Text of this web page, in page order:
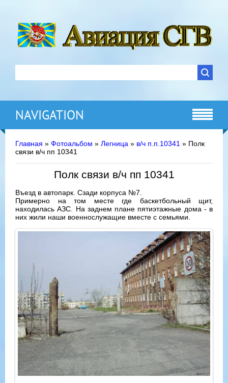
NAVIGATION
Главная » Фотоальбом » Легница » в/ч п.п.10341 » Полк
связи в/ч пп 10341
Полк связи в/ч пп 10341
Въезд в автопарк. Сзади корпуса №7.
Примерно на том месте где баскетбольный щит,
находилась АЗС. На заднем плане пятиэтажные дома - в
них жили наши военнослужащие вместе с семьями.